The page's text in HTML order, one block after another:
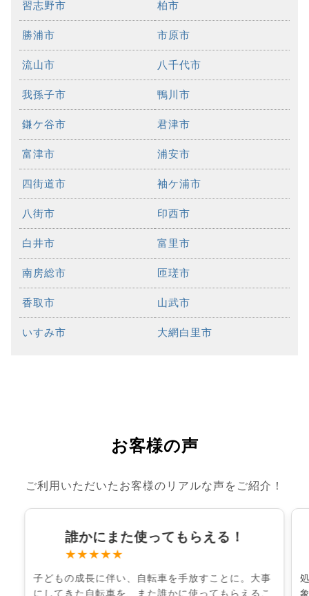
習志野市 柏市
勝浦市 市原市
流山市 八千代市
我孫子市 鴨川市
鎌ケ谷市 君津市
富津市 浦安市
四街道市 袖ケ浦市
八街市 印西市
白井市 富里市
南房総市 匝瑳市
香取市 山武市
いすみ市 大網白里市
お客様の声
ご利用いただいたお客様のリアルな声をご紹介！
誰かにまた使ってもらえる！
★★★★★
子どもの成長に伴い、自転車を手放すことに。大事
にしてきた自転車を、また誰かに使ってもらえるこ